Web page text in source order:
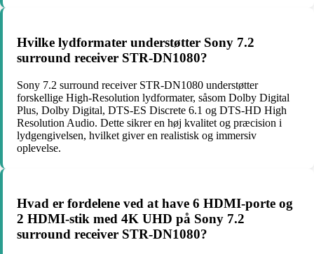
Hvilke lydformater understøtter Sony 7.2
surround receiver STR-DN1080?
Sony 7.2 surround receiver STR-DN1080 understøtter
forskellige High-Resolution lydformater, såsom Dolby Digital
Plus, Dolby Digital, DTS-ES Discrete 6.1 og DTS-HD High
Resolution Audio. Dette sikrer en høj kvalitet og præcision i
lydgengivelsen, hvilket giver en realistisk og immersiv
oplevelse.
Hvad er fordelene ved at have 6 HDMI-porte og
2 HDMI-stik med 4K UHD på Sony 7.2
surround receiver STR-DN1080?